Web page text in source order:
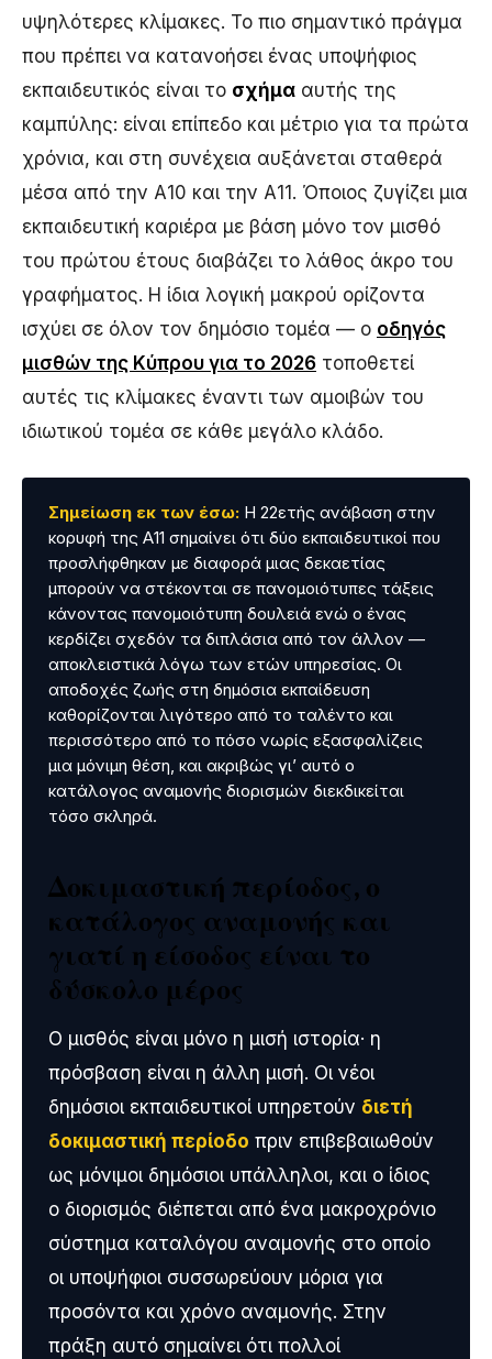
υψηλότερες κλίμακες. Το πιο σημαντικό πράγμα
που πρέπει να κατανοήσει ένας υποψήφιος
εκπαιδευτικός είναι το σχήμα αυτής της
καμπύλης: είναι επίπεδο και μέτριο για τα πρώτα
χρόνια, και στη συνέχεια αυξάνεται σταθερά
μέσα από την Α10 και την Α11. Όποιος ζυγίζει μια
εκπαιδευτική καριέρα με βάση μόνο τον μισθό
του πρώτου έτους διαβάζει το λάθος άκρο του
γραφήματος. Η ίδια λογική μακρού ορίζοντα
ισχύει σε όλον τον δημόσιο τομέα — ο οδηγός
μισθών της Κύπρου για το 2026 τοποθετεί
αυτές τις κλίμακες έναντι των αμοιβών του
ιδιωτικού τομέα σε κάθε μεγάλο κλάδο.
Σημείωση εκ των έσω: Η 22ετής ανάβαση στην
κορυφή της Α11 σημαίνει ότι δύο εκπαιδευτικοί που
προσλήφθηκαν με διαφορά μιας δεκαετίας
μπορούν να στέκονται σε πανομοιότυπες τάξεις
κάνοντας πανομοιότυπη δουλειά ενώ ο ένας
κερδίζει σχεδόν τα διπλάσια από τον άλλον —
αποκλειστικά λόγω των ετών υπηρεσίας. Οι
αποδοχές ζωής στη δημόσια εκπαίδευση
καθορίζονται λιγότερο από το ταλέντο και
περισσότερο από το πόσο νωρίς εξασφαλίζεις
μια μόνιμη θέση, και ακριβώς γι’ αυτό ο
κατάλογος αναμονής διορισμών διεκδικείται
τόσο σκληρά.
Δοκιμαστική περίοδος, ο
κατάλογος αναμονής και
γιατί η είσοδος είναι το
δύσκολο μέρος
Ο μισθός είναι μόνο η μισή ιστορία· η
πρόσβαση είναι η άλλη μισή. Οι νέοι
δημόσιοι εκπαιδευτικοί υπηρετούν διετή
δοκιμαστική περίοδο πριν επιβεβαιωθούν
ως μόνιμοι δημόσιοι υπάλληλοι, και ο ίδιος
ο διορισμός διέπεται από ένα μακροχρόνιο
σύστημα καταλόγου αναμονής στο οποίο
οι υποψήφιοι συσσωρεύουν μόρια για
προσόντα και χρόνο αναμονής. Στην
πράξη αυτό σημαίνει ότι πολλοί